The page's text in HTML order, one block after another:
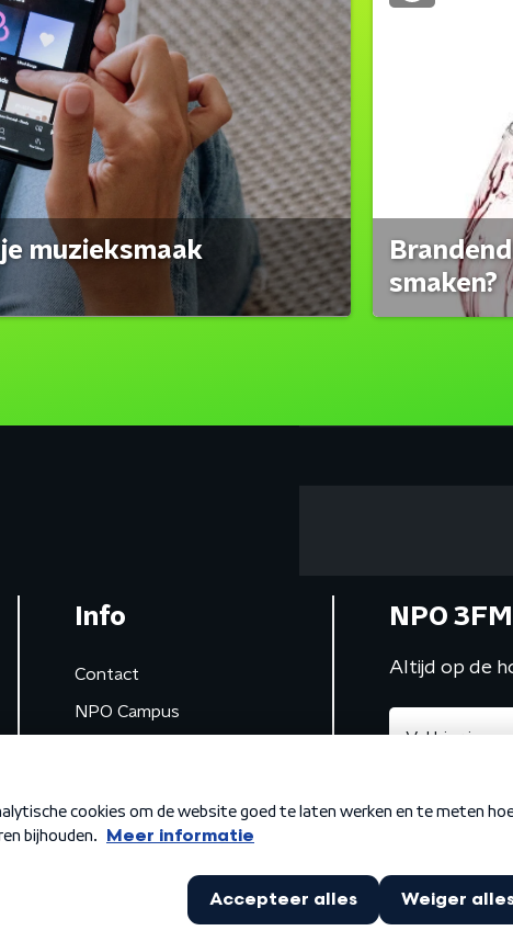
muzieksmaak
smaken?
Info
Contact
NPO Campus
NPO
Altijd op de